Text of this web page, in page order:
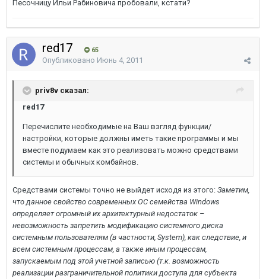
Песочницу Ильи Рабиновича пробовали, кстати?
red17 65
Опубликовано Июнь 4, 2011
priv8v сказал:
red17
Перечислите необходимые на Ваш взгляд функции/
настройки, которые должны иметь такие программы и мы
вместе подумаем как это реализовать можно средствами
системы и обычных комбайнов.
Средствами системы точно не выйдет исходя из этого: Заметим,
что данное свойство современных ОС семейства Windows
определяет огромный их архитектурный недостаток –
невозможность запретить модификацию системного диска
системным пользователям (в частности, System), как следствие, и
всем системным процессам, а также иным процессам,
запускаемым под этой учетной записью (т.к. возможность
реализации разграничительной политики доступа для субъекта